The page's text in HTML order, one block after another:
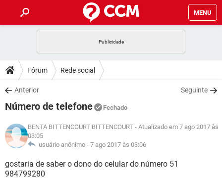
MENU
CELULAR
OUTLOOK
INSTAGRAM GMAIL
GUIA DE COMPRAS
DICAS
JOGOS
INSTAGRAM
GUIA DE COMPRAS
DOWNLOADS
JOGOS WHATSAPP
CELULAR FACEBOOK
OUTLOOK EXCEL
GUIA DE COMPRAS
JOGOS
CELULAR FACEBOOK
OUTLOOK EXCEL
GLOSSÁRIO
CELULAR
Fórum Rede social
Anterior Seguinte
Número de telefone Fechado
BENTA BITTENCOURT BITTENCOURT - Atualizado em 7 ago 2017 às
03:05
usuário anônimo -7 ago 2017 às 03:06
gostaria de saber o dono do celular do número 51
984799280